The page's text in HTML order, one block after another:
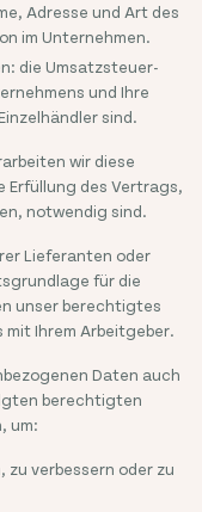
Adresse und Art des
im Unternehmen.
die Umsatzsteuer-
und Ihre
sind.
wir diese
Erfüllung des Vertrags,
notwendig sind.
Lieferanten oder
für die
unser berechtigtes
Ihrem Arbeitgeber.
Daten auch
berechtigten
um:
verbessern oder zu